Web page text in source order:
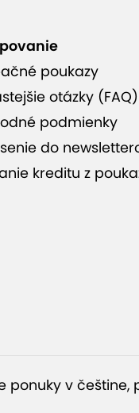
poukazy
otázky (FAQ)
podmienky
do
kreditu z
ponuky v češtine,